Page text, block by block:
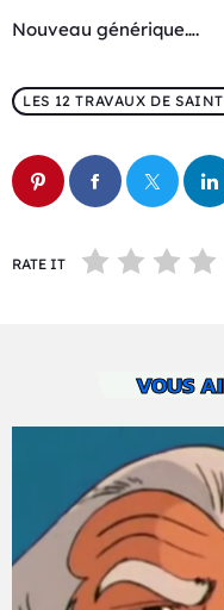
Nouveau générique….
LES 12 TRAVAUX DE
RATE IT
VOUS